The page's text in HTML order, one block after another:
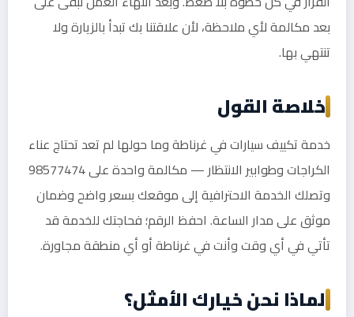
بعد مكالمة لأي ملاحظة، لأن علاقتنا بك تبدأ بالزيارة ولا
تنتهي بها.
خلاصة القول
خدمة تكييف سيارات في غرناطة وما حولها لم تعد تحتاج عناء
الكراجات وطوابير الانتظار — مكالمة واحدة على 98577474
وتصلك الخدمة الاحترافية إلى موقعك بسعر واضح وضمان
موثق على مدار الساعة. احفظ الرقم؛ فحاجتك للخدمة قد
تأتي في أي وقت وأنت في غرناطة أو أي منطقة مجاورة.
لماذا نحن خيارك الأمثل؟